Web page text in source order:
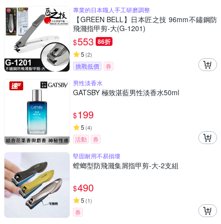
專業的日本職人手工研磨調整
【GREEN BELL】日本匠之技 96mm不鏽鋼防
飛濺指甲剪-大(G-1201)
$553 86折
5 (2)
挑戰低價
券
男性淡香水
GATSBY 極致湛藍男性淡香水50ml
$199
5 (4)
活動
券
堅固耐用不易損壞
螳螂型防飛濺集屑指甲剪-大-2支組
$490
5 (1)
券